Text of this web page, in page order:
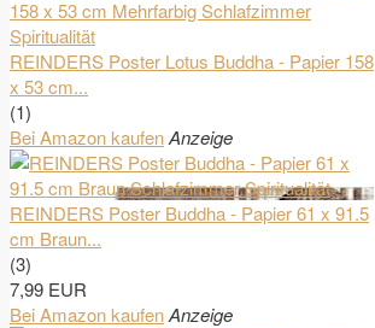
REINDERS Poster Lotus Buddha - Papier 158
x 53 cm...
(1)
Bei Amazon kaufenAnzeige
REINDERS Poster Buddha - Papier 61 x 91.5
cm Braun...
(3)
7,99 EUR
Bei Amazon kaufenAnzeige